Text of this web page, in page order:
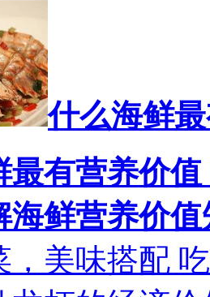
什么海鲜
最有营养价值
海鲜营养价值
，美味搭配